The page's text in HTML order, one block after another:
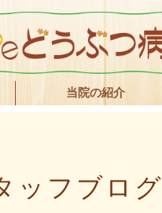
当院の紹介
ッフブログ